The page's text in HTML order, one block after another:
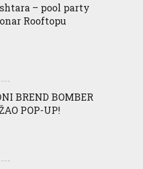
– pool party
Rooftopu
BREND BOMBER
POP-UP!